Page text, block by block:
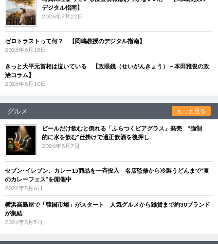
デジタル指南】
2026年7月22日
ゼロトラストって何？ 【岡嶋教授のデジタル指南】
2026年6月18日
きっと大平元首相は泣いている 【政眼鏡（せいがんきょう）－本田雅俊の政
治コラム】
2026年6月10日
グルメ もっと見る
ビールだけ飲むと倒れる「ふらつくビアグラス」発売 “強制
的に水を飲む”仕掛けで適正飲酒を後押し
2026年8月7日
セブン‐イレブン、カレー15商品を一斉投入 名店監修から冷製うどんまで“夏
のカレーフェス”を開催中
2026年8月6日
横浜高島屋で「韓国市場」がスタート 人気グルメから雑貨まで約30ブランド
が集結
2026年8月5日